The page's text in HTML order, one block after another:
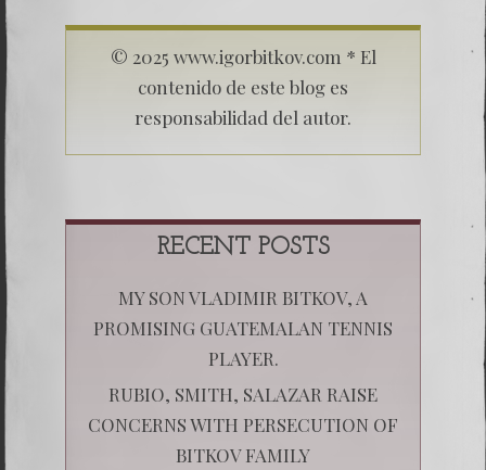
© 2025 www.igorbitkov.com * El
contenido de este blog es
responsabilidad del autor.
RECENT POSTS
MY SON VLADIMIR BITKOV, A
PROMISING GUATEMALAN TENNIS
PLAYER.
RUBIO, SMITH, SALAZAR RAISE
CONCERNS WITH PERSECUTION OF
BITKOV FAMILY